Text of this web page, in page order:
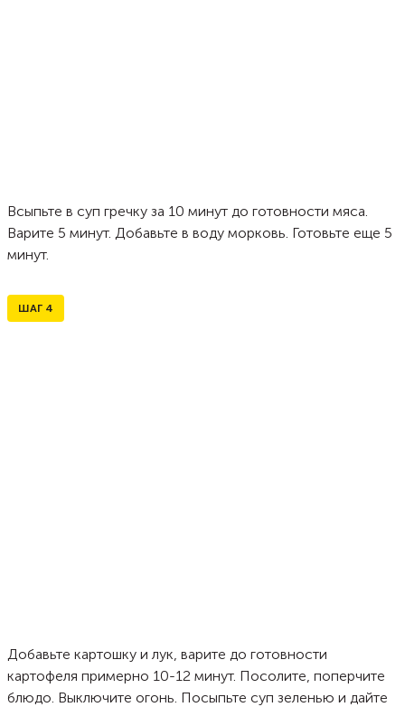
Всыпьте в суп гречку за 10 минут до готовности мяса.
Варите 5 минут. Добавьте в воду морковь. Готовьте еще 5
минут.
ШАГ 4
Добавьте картошку и лук, варите до готовности
картофеля примерно 10-12 минут. Посолите, поперчите
блюдо. Выключите огонь. Посыпьте суп зеленью и дайте